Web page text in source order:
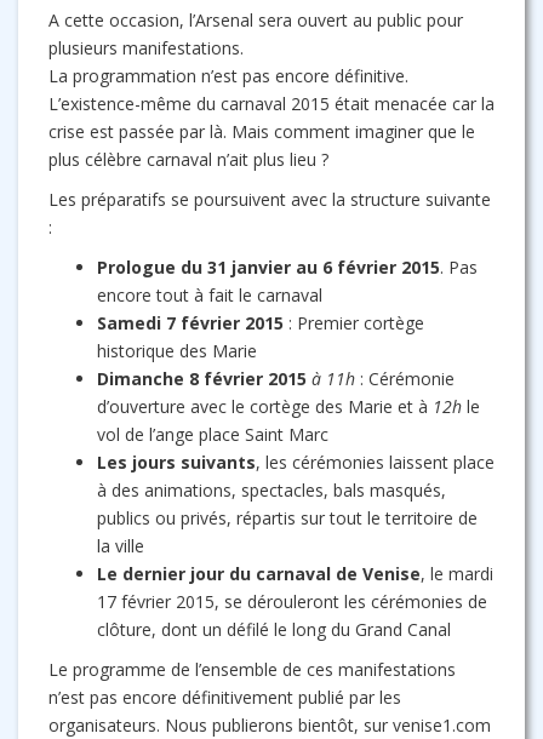
A cette occasion, l’Arsenal sera ouvert au public pour
plusieurs manifestations.
La programmation n’est pas encore définitive.
L’existence-même du carnaval 2015 était menacée car la
crise est passée par là. Mais comment imaginer que le
plus célèbre carnaval n’ait plus lieu ?
Les préparatifs se poursuivent avec la structure suivante
:
Prologue du 31 janvier au 6 février 2015. Pas
encore tout à fait le carnaval
Samedi 7 février 2015 : Premier cortège
historique des Marie
Dimanche 8 février 2015 à 11h : Cérémonie
d’ouverture avec le cortège des Marie et à 12h le
vol de l’ange place Saint Marc
Les jours suivants, les cérémonies laissent place
à des animations, spectacles, bals masqués,
publics ou privés, répartis sur tout le territoire de
la ville
Le dernier jour du carnaval de Venise, le mardi
17 février 2015, se dérouleront les cérémonies de
clôture, dont un défilé le long du Grand Canal
Le programme de l’ensemble de ces manifestations
n’est pas encore définitivement publié par les
organisateurs. Nous publierons bientôt, sur venise1.com